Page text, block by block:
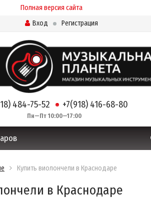
Полная версия сайта
Вход
Регистрация
484-75-52 +7(918) 416-68-80
Пн—Пт 10:00—17:00
Купить виолончели в Краснодаре
в Краснодаре